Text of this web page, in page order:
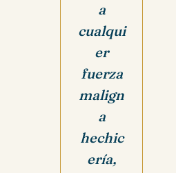
a
cualqui
er
fuerza
malign
a
hechic
ería,